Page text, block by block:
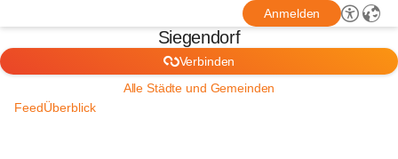
Anmelden
Siegendorf
Verbinden
Alle Städte und Gemeinden
FeedÜberblick